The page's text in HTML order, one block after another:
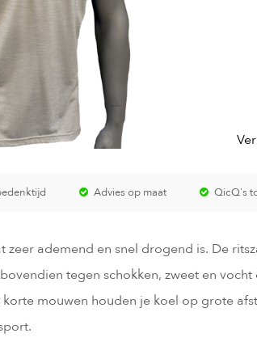
Advies op maat QicQ's
ademend en snel drogend is. De
tegen schokken, zweet en vocht
mouwen houden je koel op grote